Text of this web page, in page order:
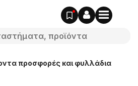
προσφορές και φυλλάδια